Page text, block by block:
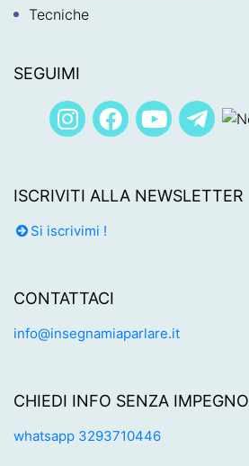
Tecniche
SEGUIMI
ISCRIVITI ALLA NEWSLETTER
Si iscrivimi !
CONTATTACI
info@insegnamiaparlare.it
CHIEDI INFO SENZA IMPEGNO
whatsapp 3293710446